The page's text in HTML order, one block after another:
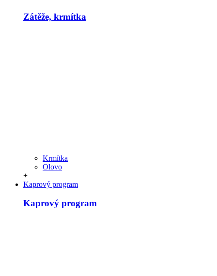
Zátěže, krmítka
Krmítka
Olovo
+
Kaprový program
Kaprový program